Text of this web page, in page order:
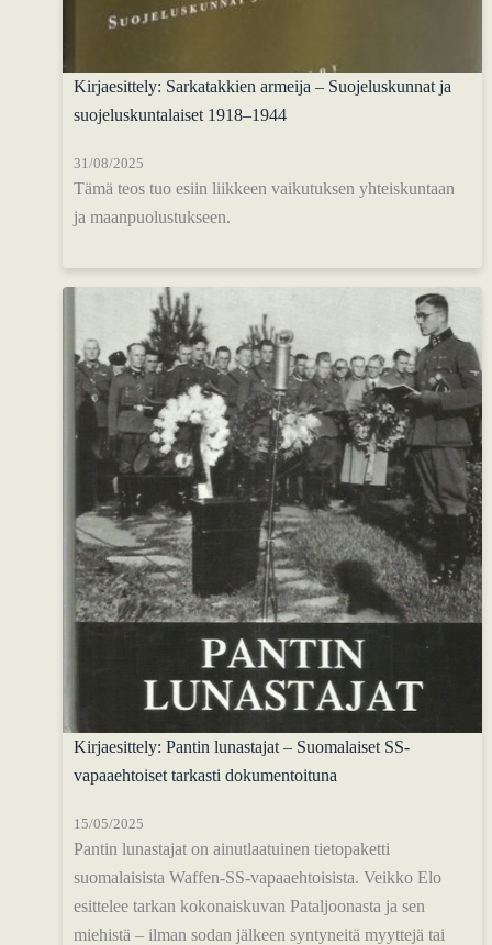
Kirjaesittely: Sarkatakkien armeija – Suojeluskunnat ja
suojeluskuntalaiset 1918–1944
31/08/2025
Tämä teos tuo esiin liikkeen vaikutuksen yhteiskuntaan
ja maanpuolustukseen.
Kirjaesittely: Pantin lunastajat – Suomalaiset SS-
vapaaehtoiset tarkasti dokumentoituna
15/05/2025
Pantin lunastajat on ainutlaatuinen tietopaketti
suomalaisista Waffen-SS-vapaaehtoisista. Veikko Elo
esittelee tarkan kokonaiskuvan Pataljoonasta ja sen
miehistä – ilman sodan jälkeen syntyneitä myyttejä tai